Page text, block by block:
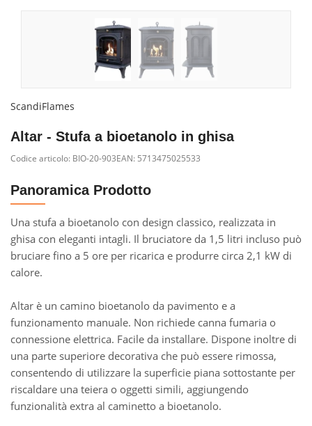
ScandiFlames
Altar - Stufa a bioetanolo in ghisa
Codice articolo: BIO-20-903EAN: 5713475025533
Panoramica Prodotto
Una stufa a bioetanolo con design classico, realizzata in
ghisa con eleganti intagli. Il bruciatore da 1,5 litri incluso può
bruciare fino a 5 ore per ricarica e produrre circa 2,1 kW di
calore.
Altar è un camino bioetanolo da pavimento e a
funzionamento manuale. Non richiede canna fumaria o
connessione elettrica. Facile da installare. Dispone inoltre di
una parte superiore decorativa che può essere rimossa,
consentendo di utilizzare la superficie piana sottostante per
riscaldare una teiera o oggetti simili, aggiungendo
funzionalità extra al caminetto a bioetanolo.